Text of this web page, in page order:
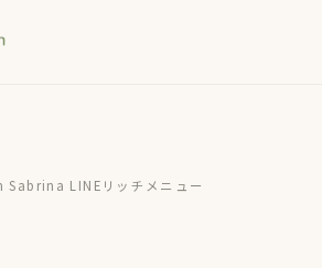
LINEリッチメニュー